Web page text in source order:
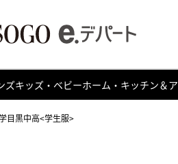
ズキッズ・ベビーホーム・キッチン＆
目黒中高<学生服>